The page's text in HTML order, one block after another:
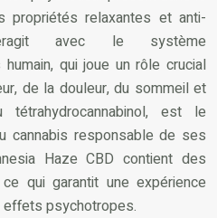
propriétés relaxantes et anti-
avec le système
qui joue un rôle crucial
de la douleur, du sommeil et
est le
cannabis responsable de ses
Haze CBD contient des
qui garantit une expérience
psychotropes.